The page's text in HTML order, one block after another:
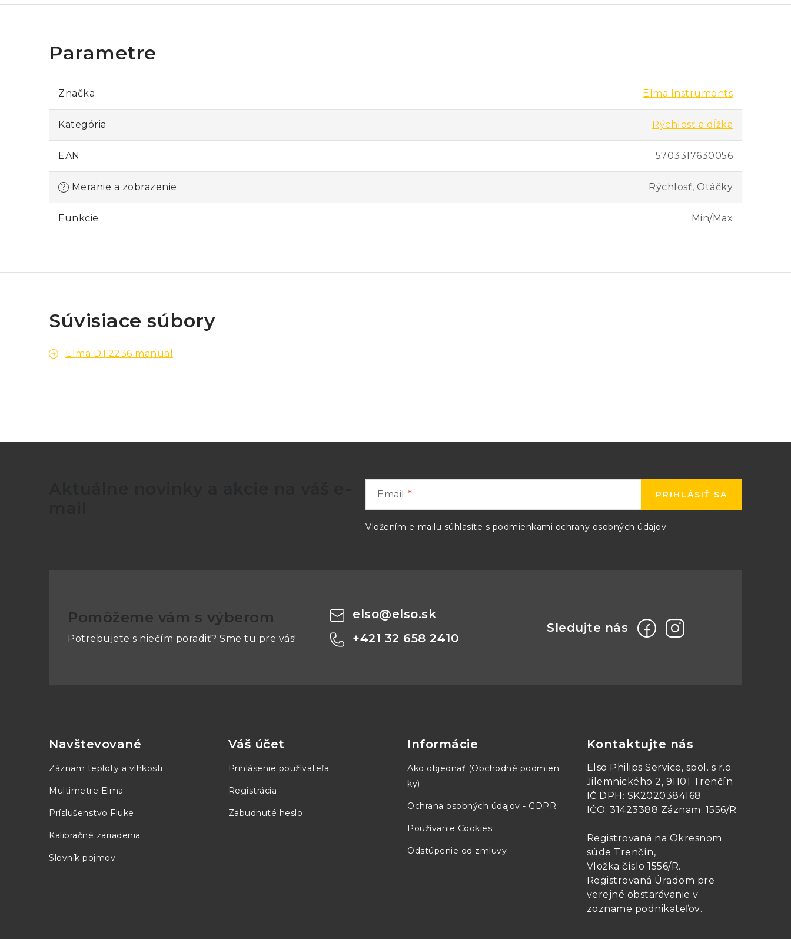
Značka Elma Instruments
Kategória Rýchlosť a dĺžka
EAN 5703317630056
? Meranie a zobrazenie Rýchlosť, Otáčky
Funkcie Min/Max
Súvisiace súbory
Elma DT2236 manual
Email
Vložením e-mailu súhlasíte s podmienkami ochrany osobných údajov
PRIHLÁSIŤ SA
Pomôžeme vám s výberom
Potrebujete s niečím poradiť? Sme tu pre vás!
elso@elso.sk
+421 32 658 2410
Navštevované
Záznam teploty a vlhkosti
Multimetre Elma
Príslušenstvo Fluke
Kalibračné zariadenia
Slovník pojmov
Váš účet
Prihlásenie používateľa
Registrácia
Zabudnuté heslo
Informácie
Ako objednať (Obchodné podmien
ky)
Ochrana osobných údajov - GDPR
Používanie Cookies
Odstúpenie od zmluvy
Kontaktujte nás
Elso Philips Service, spol. s r.o.
Jilemnického 2, 91101 Trenčín
IČ DPH: SK2020384168
IČO: 31423388 Záznam: 1556/R
Registrovaná na Okresnom
súde Trenčín,
Vložka číslo 1556/R.
Registrovaná Úradom pre
verejné obstarávanie v
zozname podnikateľov.